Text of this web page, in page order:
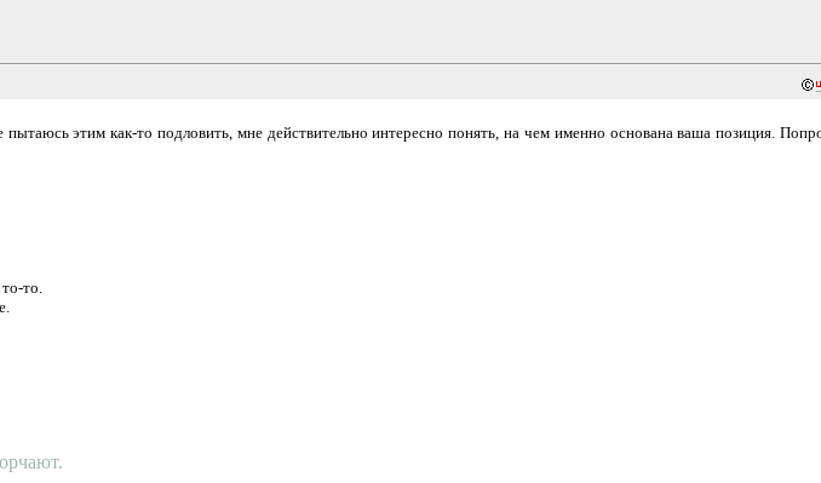
этим как-то подловить, мне действительно интересно понять, на чем именно основана ваша позиция.
то.